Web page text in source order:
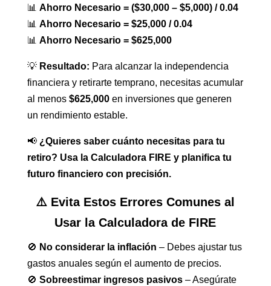
📊 Ahorro Necesario = ($30,000 – $5,000) / 0.04
📊 Ahorro Necesario = $25,000 / 0.04
📊 Ahorro Necesario = $625,000
💡 Resultado: Para alcanzar la independencia
financiera y retirarte temprano, necesitas acumular
al menos $625,000en inversiones que generen
un rendimiento estable.
📢 ¿Quieres saber cuánto necesitas para tu
retiro? Usa la Calculadora FIRE y planifica tu
futuro financiero con precisión.
⚠️ Evita Estos Errores Comunes al
Usar la Calculadora de FIRE
🚫 No considerar la inflación – Debes ajustar tus
gastos anuales según el aumento de precios.
🚫 Sobreestimar ingresos pasivos– Asegúrate